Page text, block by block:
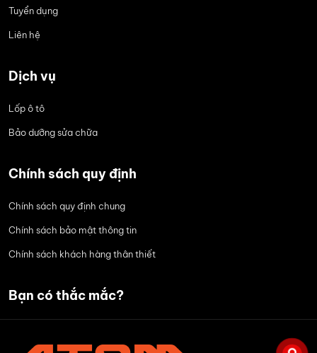
Tuyển dụng
Liên hệ
Dịch vụ
Lốp ô tô
Bảo dưỡng sửa chữa
Chính sách quy định
Chính sách quy định chung
Chính sách bảo mật thông tin
Chính sách khách hàng thân thiết
Bạn có thắc mắc?